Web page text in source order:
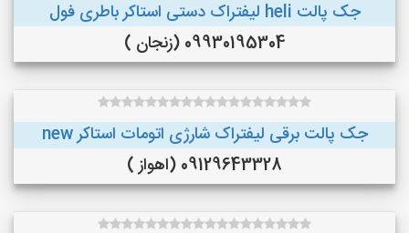
جک پالت heli لیفتراک دستی استاکر باطری فول
09930195304 (زنجان )
جک پالت برقی لیفتراک شارژی اتومات استاکر new
09129643328 (اهواز )